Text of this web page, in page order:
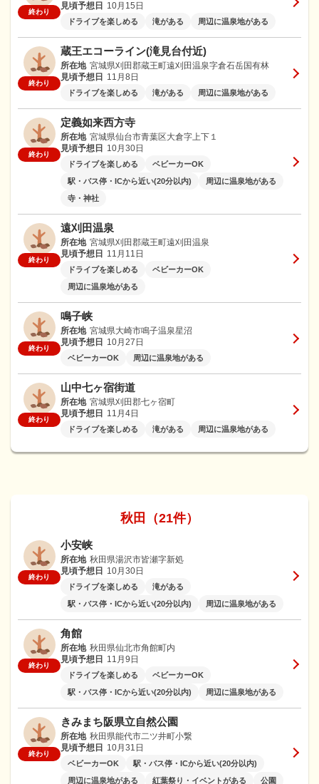
終わり
見頃予想日
10月15日
ドライブを楽しめる 滝がある 周辺に温泉地がある
終わり
蔵王エコーライン(滝見台付近)
所在地 宮城県刈田郡蔵王町遠刈田温泉字倉石岳国有林
見頃予想日
11月8日
ドライブを楽しめる 滝がある 周辺に温泉地がある
終わり
定義如来西方寺
所在地 宮城県仙台市青葉区大倉字上下１
見頃予想日
10月30日
ドライブを楽しめる
ベビーカーOK
駅・バス停・ICから近い(20分以内)
周辺に温泉地がある
寺・神社
終わり
遠刈田温泉
所在地 宮城県刈田郡蔵王町遠刈田温泉
見頃予想日
11月11日
ドライブを楽しめる
ベビーカーOK
周辺に温泉地がある
終わり
鳴子峡
所在地 宮城県大崎市鳴子温泉星沼
見頃予想日
10月27日
ベビーカーOK 周辺に温泉地がある
終わり
山中七ヶ宿街道
所在地 宮城県刈田郡七ヶ宿町
見頃予想日
11月4日
ドライブを楽しめる 滝がある 周辺に温泉地がある
秋田（21件）
終わり
小安峡
所在地 秋田県湯沢市皆瀬字新処
見頃予想日
10月30日
ドライブを楽しめる
滝がある
駅・バス停・ICから近い(20分以内)
周辺に温泉地がある
終わり
角館
所在地 秋田県仙北市角館町内
見頃予想日
11月9日
ドライブを楽しめる
ベビーカーOK
駅・バス停・ICから近い(20分以内)
周辺に温泉地がある
終わり
きみまち阪県立自然公園
所在地 秋田県能代市二ツ井町小繋
見頃予想日
10月31日
ベビーカーOK
駅・バス停・ICから近い(20分以内)
周辺に温泉地がある
紅葉祭り・イベントがある 公園